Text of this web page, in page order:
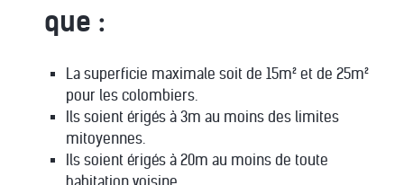
que :
La superficie maximale soit de 15m² et de 25m²
pour les colombiers.
Ils soient érigés à 3m au moins des limites
mitoyennes.
Ils soient érigés à 20m au moins de toute